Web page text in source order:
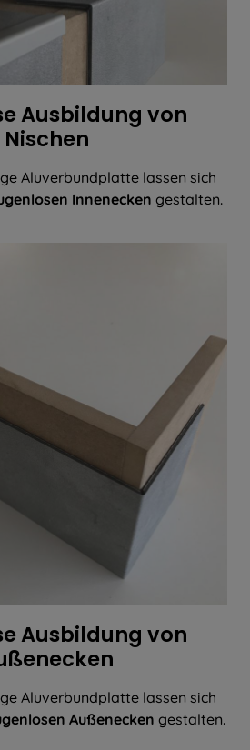
Ausbildung von
Nischen
Aluverbundplatte lassen sich
Innenecken gestalten.
Ausbildung von
Aluverbundplatte lassen sich
Außenecken gestalten.